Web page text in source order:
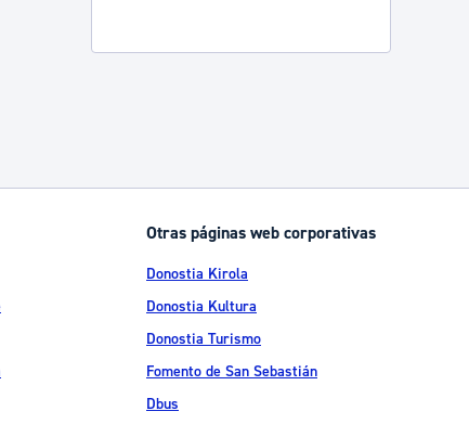
Otras páginas web corporativas
Donostia Kirola
Donostia Kultura
Donostia Turismo
Fomento de San Sebastián
Dbus